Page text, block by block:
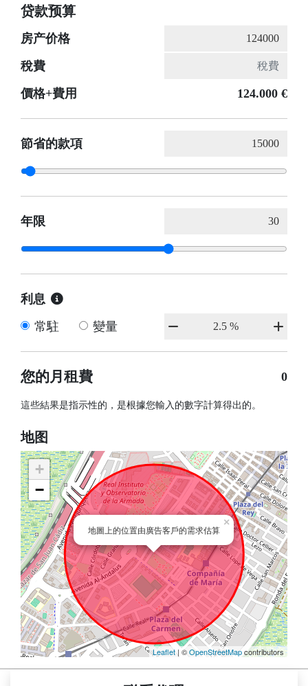
贷款预算
房产价格
稅費
價格+費用
124.000 €
節省的款項
年限
利息
常駐
變量
您的月租費 0
這些結果是指示性的，是根據您輸入的數字計算得出的。
地图
地圖上的位置由廣告客戶的需求估算
×
+
−
Leaflet| ©OpenStreetMapcontributors